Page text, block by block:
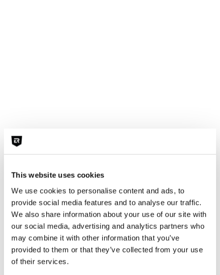
This website uses cookies
We use cookies to personalise content and ads, to
provide social media features and to analyse our traffic.
We also share information about your use of our site with
our social media, advertising and analytics partners who
may combine it with other information that you’ve
provided to them or that they’ve collected from your use
of their services.
EERSTE TOELATING 03-2024
BRANDSTOF ELEKTRO/BENZINE
VERMOGEN 470 PK
GEWICHT 2.415 KG
ACCELERATIE (0-100)